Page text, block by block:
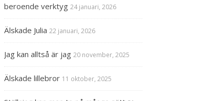
beroende verktyg 24 januari, 2026
Älskade Julia 22 januari, 2026
Jag kan alltså är jag 20 november, 2025
Älskade lillebror 11 oktober, 2025